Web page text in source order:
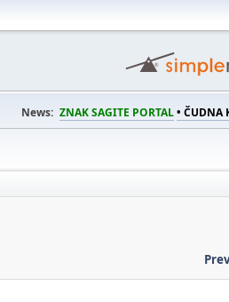
News: ZNAK SAGITE PORTAL• ČUDNA